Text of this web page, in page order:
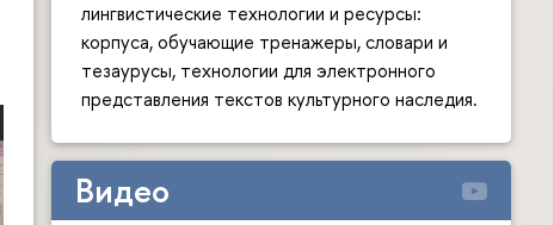
лингвистические технологии и ресурсы:
корпуса, обучающие тренажеры, словари и
тезаурусы, технологии для электронного
представления текстов культурного наследия.
Видео